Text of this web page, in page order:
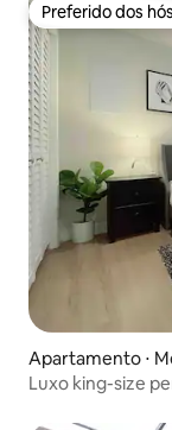
Preferido dos
Preferido dos
Apartamento ⋅
Luxo king-size